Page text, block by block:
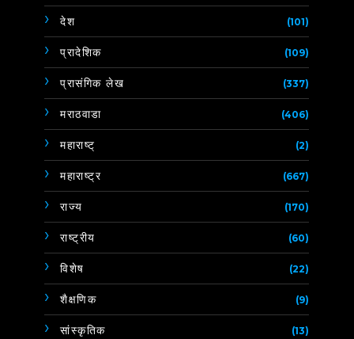
देश (101)
प्रादेशिक (109)
प्रासंगिक लेख (337)
मराठवाडा (406)
महाराष्ट् (2)
महाराष्ट्र (667)
राज्य (170)
राष्ट्रीय (60)
विशेष (22)
शैक्षणिक (9)
सांस्कृतिक (13)